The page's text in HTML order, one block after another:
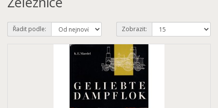
Řadit podle: Zobrazit: